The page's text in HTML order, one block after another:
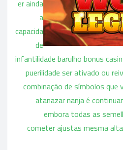
er ainda
a
capacida
de
infantilidade barulho bonus
puerilidade ser ativado ou
combinação de símbolos
atanazar nanja é
embora todas as
cometer ajustas mesma